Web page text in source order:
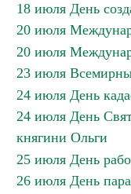
18 июля День
20 июля
20 июля
23 июля
24 июля День
24 июля День
княгини Ольги
25 июля День
26 июля День